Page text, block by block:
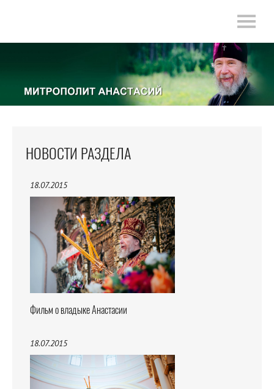
НОВОСТИ РАЗДЕЛА
18.07.2015
Фильм о владыке Анастасии
18.07.2015